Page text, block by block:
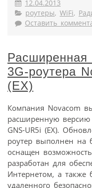
12.04.2013
роутеры, WiFi,
Оставить
Расширенная
3G-роутера
(EX)
Компания Novacom
расширенную версию
GNS-UR5i (EX).
роутер выполнен на
оснащен
разработан для
Интернетом, а также
удаленного